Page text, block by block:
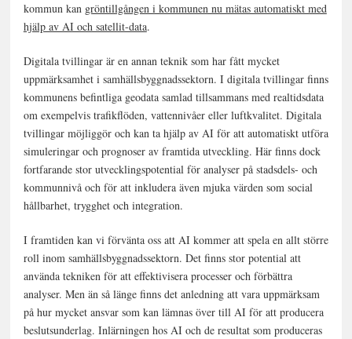
kommun kan gröntillgången i kommunen nu mätas automatiskt med
hjälp av AI och satellit-data.
Digitala tvillingar är en annan teknik som har fått mycket
uppmärksamhet i samhällsbyggnadssektorn. I digitala tvillingar finns
kommunens befintliga geodata samlad tillsammans med realtidsdata
om exempelvis trafikflöden, vattennivåer eller luftkvalitet. Digitala
tvillingar möjliggör och kan ta hjälp av AI för att automatiskt utföra
simuleringar och prognoser av framtida utveckling. Här finns dock
fortfarande stor utvecklingspotential för analyser på stadsdels- och
kommunnivå och för att inkludera även mjuka värden som social
hållbarhet, trygghet och integration.
I framtiden kan vi förvänta oss att AI kommer att spela en allt större
roll inom samhällsbyggnadssektorn. Det finns stor potential att
använda tekniken för att effektivisera processer och förbättra
analyser. Men än så länge finns det anledning att vara uppmärksam
på hur mycket ansvar som kan lämnas över till AI för att producera
beslutsunderlag. Inlärningen hos AI och de resultat som produceras